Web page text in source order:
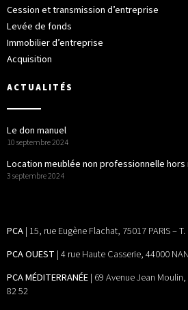
Cession et transmission d’entreprise
Levée de fonds
Immobilier d’entreprise
Acquisition
ACTUALITÉS
Le don manuel
10 septembre 2024
Location meublée non professionnelle
3 septembre 2024
PCA| 15, rue Eugène Flachat, 75017 PARIS –
PCA OUEST | 4 rue Haute Casserie, 44000
PCA MÉDITERRANÉE| 69 Avenue Jean Moulin,
82 52